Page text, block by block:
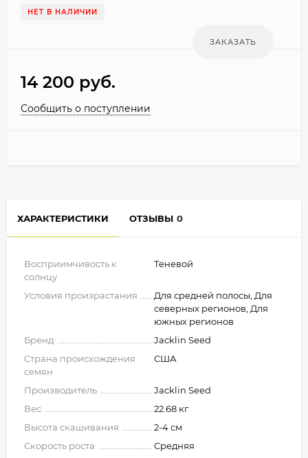
НЕТ В НАЛИЧИИ
14 200 руб.
Сообщить о поступлении
ХАРАКТЕРИСТИКИ ОТЗЫВЫ 0
Восприимчивость к
солнцу
Теневой
Условия произрастания
Для средней полосы, Для
северных регионов, Для
южных регионов
Бренд
Jacklin Seed
Страна происхождения
семян
США
Производитель
Jacklin Seed
Вес
22.68 кг
Высота скашивания
2-4 см
Скорость роста
Средняя